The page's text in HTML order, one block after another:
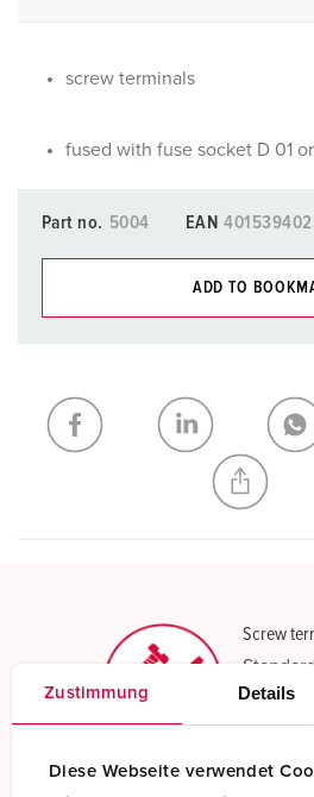
Zustimmung Details
Diese Webseite verwendet
screw terminals
fused with fuse socket D 01
Part no. 5004 EAN
ADD TO
My list
CREATE A NEW LIST
Screw
Read